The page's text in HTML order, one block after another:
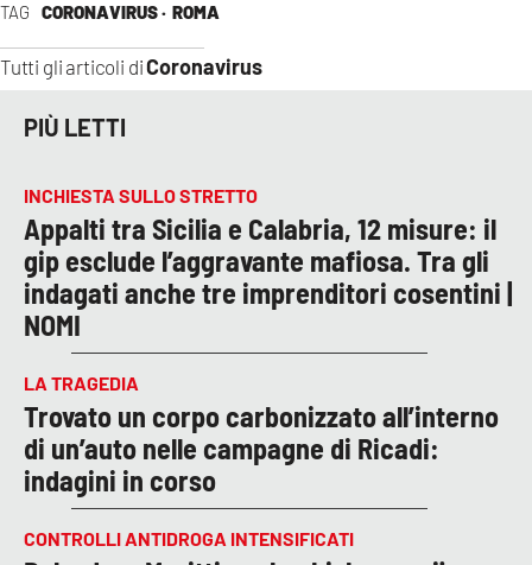
TAG CORONAVIRUS · ROMA
Tutti gli articoli diCoronavirus
PIÙ LETTI
INCHIESTA SULLO STRETTO
Appalti tra Sicilia e Calabria, 12 misure: il
gip esclude l’aggravante mafiosa. Tra gli
indagati anche tre imprenditori cosentini |
NOMI
LA TRAGEDIA
Trovato un corpo carbonizzato all’interno
di un’auto nelle campagne di Ricadi:
indagini in corso
CONTROLLI ANTIDROGA INTENSIFICATI